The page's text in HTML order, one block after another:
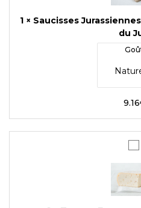
-
du
1 × Saucisses
du
9.16
-